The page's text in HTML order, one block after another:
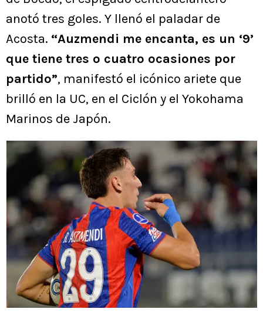
anotó tres goles. Y llenó el paladar de
Acosta. “Auzmendi me encanta, es un ‘9’
que tiene tres o cuatro ocasiones por
partido”, manifestó el icónico ariete que
brilló en la UC, en el Ciclón y el Yokohama
Marinos de Japón.